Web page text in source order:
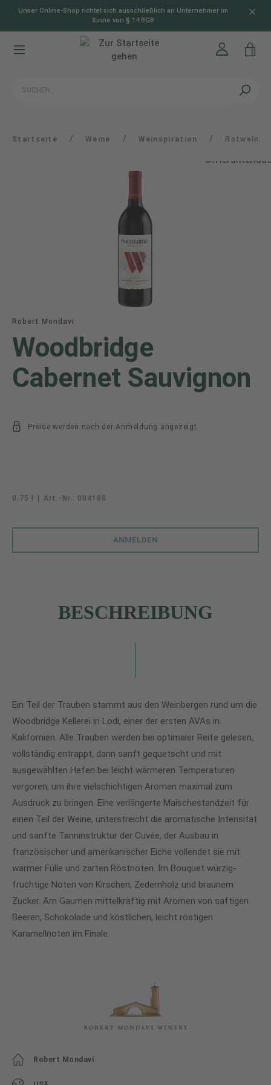
springen
Unser Online-Shop richtet sich ausschließlich an Unternehmer im
Sinne von § 14 BGB
Startseite / Weine / Weinspiration / Rotwein
Robert Mondavi
Woodbridge
Cabernet Sauvignon
Preise werden nach der Anmeldung angezeigt.
0.75 l Art.-Nr.: 004188
ANMELDEN
BESCHREIBUNG
Ein Teil der Trauben stammt aus den Weinbergen rund um die
Woodbridge Kellerei in Lodi, einer der ersten AVAs in
Kalifornien. Alle Trauben werden bei optimaler Reife gelesen,
vollständig entrappt, dann sanft gequetscht und mit
ausgewählten Hefen bei leicht wärmeren Temperaturen
vergoren, um ihre vielschichtigen Aromen maximal zum
Ausdruck zu bringen. Eine verlängerte Maischestandzeit für
einen Teil der Weine, unterstreicht die aromatische Intensität
und sanfte Tanninstruktur der Cuvée, der Ausbau in
französischer und amerikanischer Eiche vollendet sie mit
warmer Fülle und zarten Röstnoten. Im Bouquet würzig-
fruchtige Noten von Kirschen, Zedernholz und braunem
Zucker. Am Gaumen mittelkräftig mit Aromen von saftigen
Beeren, Schokolade und köstlichen, leicht röstigen
Karamellnoten im Finale.
Robert Mondavi